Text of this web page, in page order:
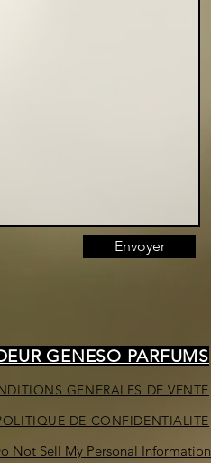
Envoyer
GENESO PARFUMS
GENERALES DE VENTE
DE CONFIDENTIALITE
Not Sell My Personal Information